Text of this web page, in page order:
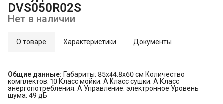
DVS050R02S
Нет в наличии
О товаре Характеристики Документы
Общие данные: Габариты: 85x44.8x60 см Количество
комплектов: 10 Класс мойки: A Класс сушки: A Класс
энергопотребления: A Управление: электронное Уровень
шума: 49 дБ